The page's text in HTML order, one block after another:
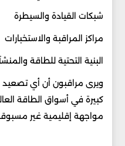
شبكات القيادة والسيطرة
مراكز المراقبة والاستخبارات
البنية التحتية للطاقة
ويرى مراقبون أن أي
كبيرة في أسواق الطاقة
مواجهة إقليمية غير